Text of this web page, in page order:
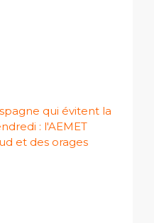
qui évitent la
: l'AEMET
et des orages